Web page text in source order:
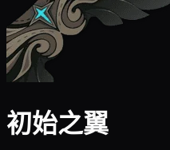
初始之翼